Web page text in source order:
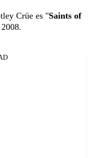
Crüe es "Saints of